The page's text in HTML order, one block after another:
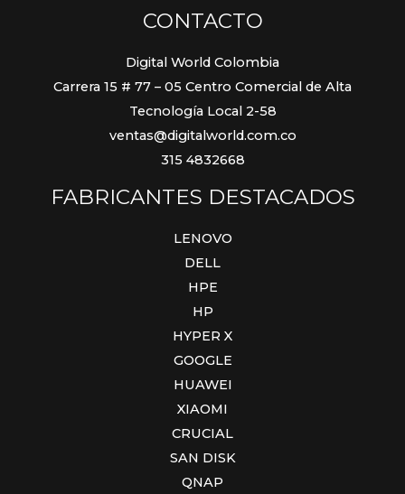
CONTACTO
Digital World Colombia
Carrera 15 # 77 – 05 Centro Comercial de Alta
Tecnología Local 2-58
ventas@digitalworld.com.co
315 4832668
FABRICANTES DESTACADOS
LENOVO
DELL
HPE
HP
HYPER X
GOOGLE
HUAWEI
XIAOMI
CRUCIAL
SAN DISK
QNAP